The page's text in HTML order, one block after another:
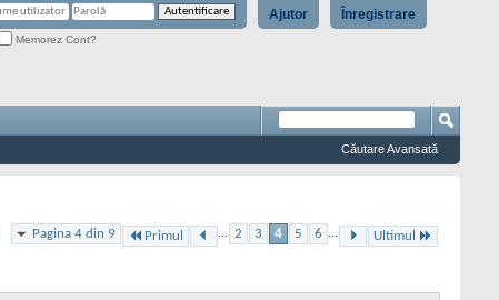
Înregistrare
Ajutor
Memorez Cont?
Căutare Avansată
Pagina 4 din 9 Primul ... 2 3 4 5 6 ... Ultimul